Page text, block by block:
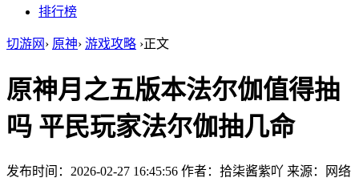
排行榜
切游网 › 原神› 游戏攻略 ›正文
原神月之五版本法尔伽值得抽
吗 平民玩家法尔伽抽几命
发布时间：2026-02-27 16:45:56 作者：拾柒酱紫吖 来源：网络